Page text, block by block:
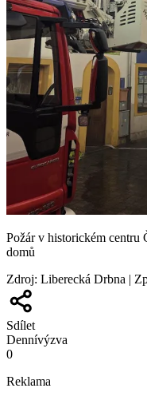
Požár v historickém centru
domů
Zdroj: Liberecká Drbna |
Sdílet
Dennívýzva
0
Reklama